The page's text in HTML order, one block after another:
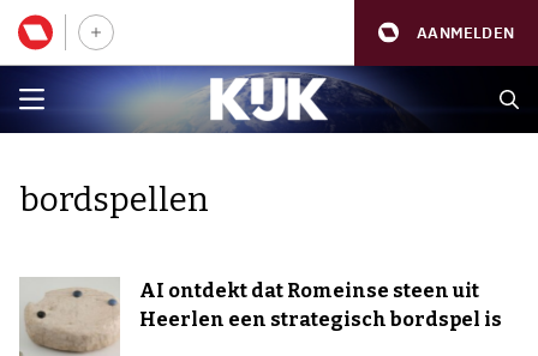
AANMELDEN
bordspellen
AI ontdekt dat Romeinse steen uit
Heerlen een strategisch bordspel is